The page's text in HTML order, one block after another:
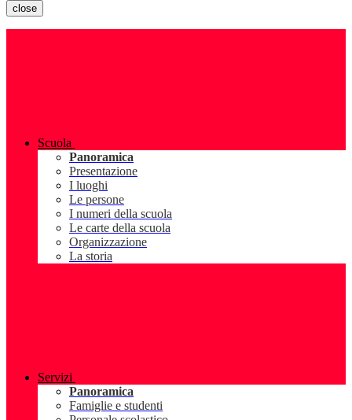
close
Scuola
Panoramica
Presentazione
I luoghi
Le persone
I numeri della scuola
Le carte della scuola
Organizzazione
La storia
Servizi
Panoramica
Famiglie e studenti